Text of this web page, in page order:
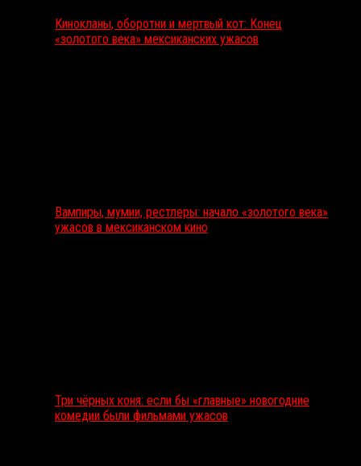
Кинокланы, оборотни и мертвый кот: Конец
«золотого века» мексиканских ужасов
Вампиры, мумии, рестлеры: начало «золотого века»
ужасов в мексиканском кино
Три чёрных коня: если бы «главные» новогодние
комедии были фильмами ужасов